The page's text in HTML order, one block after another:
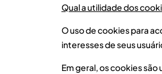
Qual a utilidade dos
O uso de cookies para
interesses de seus
Em geral, os cookies são